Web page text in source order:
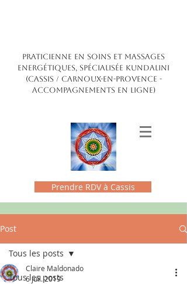
PRATICIENNE EN SOINS ET MASSAGES
ENERGÉTIQUES, SPÉCIALISÉE kundalini
(CASSIS / CARNOUX-EN-PROVENCE -
accompagnements en ligne)
Prendre RDV à Cassis
Post
Tous les posts
Tous les posts
Claire Maldonado
6 juil. 2019